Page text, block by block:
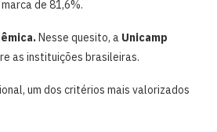
marca de 81,6%.
Nesse quesito, a Unicamp
as instituições brasileiras.
um dos critérios mais valorizados